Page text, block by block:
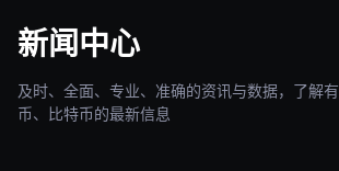
新闻中心
及时、全面、专业、准确的资讯与数据，了解
币、比特币的最新信息